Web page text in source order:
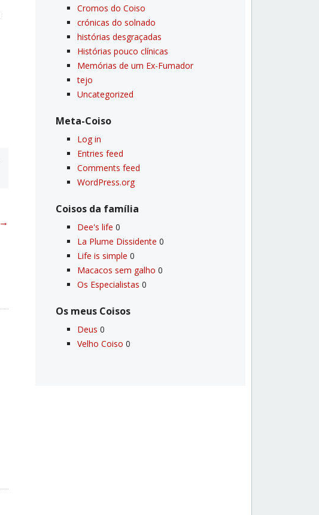
→
Cromos do Coiso
crónicas do solnado
histórias desgraçadas
Histórias pouco clí­nicas
Memórias de um Ex-Fumador
tejo
Uncategorized
Meta-Coiso
Log in
Entries feed
Comments feed
WordPress.org
Coisos da famí­lia
Dee's life 0
La Plume Dissidente 0
Life is simple 0
Macacos sem galho 0
Os Especialistas 0
Os meus Coisos
Deus 0
Velho Coiso 0